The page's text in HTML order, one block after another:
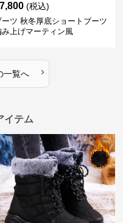
(税込)
ーツ 秋冬厚底ショートブーツ
み上げマーティン風
一覧へ ›
イテム